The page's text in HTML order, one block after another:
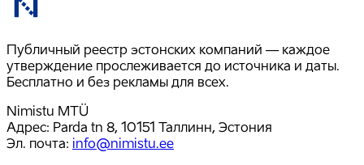
Публичный реестр эстонских компаний — каждое
утверждение прослеживается до источника и даты.
Бесплатно и без рекламы для всех.
Nimistu MTÜ
Адрес: Parda tn 8, 10151 Таллинн, Эстония
Эл. почта: info@nimistu.ee